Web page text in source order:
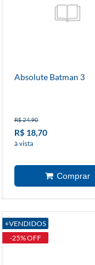
Absolute Batman 3
R$ 24,90
R$ 18,70
à vista
+VENDIDOS
-25% OFF